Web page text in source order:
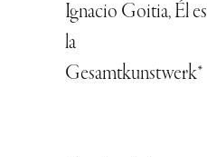
Ignacio Goitia, Él es
la
Gesamtkunstwerk*